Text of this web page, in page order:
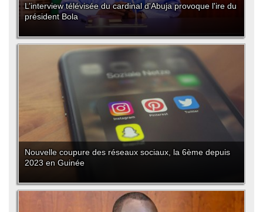
L’interview télévisée du cardinal d'Abuja provoque l'ire du
président Bola
Nouvelle coupure des réseaux sociaux, la 6ème depuis
2023 en Guinée